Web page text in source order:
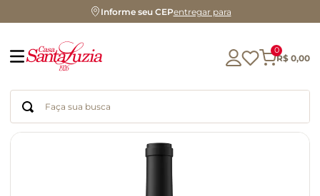
Informe seu CEPentregar para
0
R$ 0,00
Faça sua busca